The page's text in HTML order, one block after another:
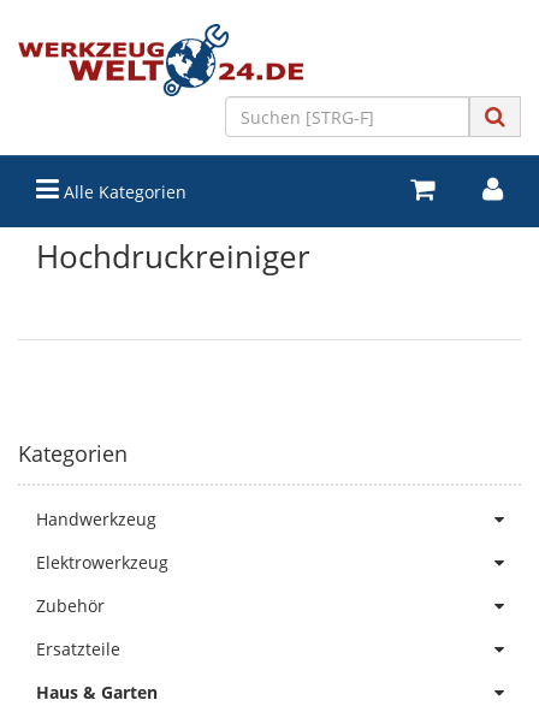
Alle Kategorien
Hochdruckreiniger
Kategorien
Handwerkzeug
Elektrowerkzeug
Zubehör
Ersatzteile
Haus & Garten